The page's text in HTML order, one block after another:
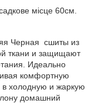
місце 60см.
Черная сшиты из
ткани и защищают
Идеально
комфортную
в холодную и жаркую
домашний